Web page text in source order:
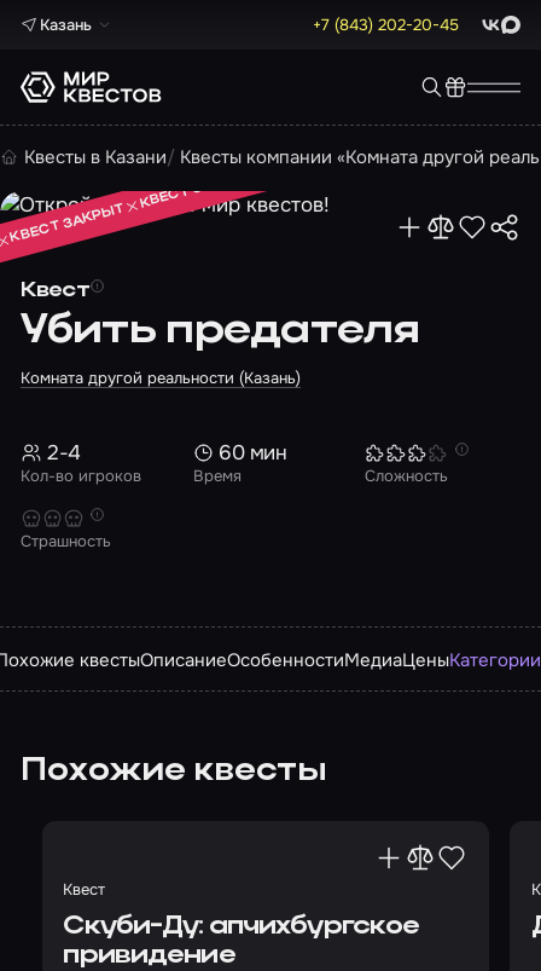
Казань +7 (843) 202-20-45 Max
Квесты в Казани Квесты компании «Комната другой
Квест
Убить предателя
Комната другой реальности (Казань)
КВЕСТ ЗАКРЫТ
КВЕСТ ЗАКРЫТ
КВЕСТ ЗАКРЫТ
Кол-во игроков
2-4
Время
60 мин
Сложность
Страшность
квестыОписаниеОсобенностиМедиаЦеныКатегории
Похожие квесты
Квест
Скуби-Ду: апчихбургское
привидение